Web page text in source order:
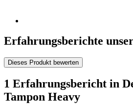
Erfahrungsberichte
Dieses Produkt bewerten
1 Erfahrungsbericht in
Tampon Heavy